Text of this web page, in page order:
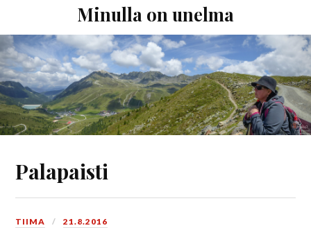
Minulla on unelma
Palapaisti
TIIMA 21.8.2016